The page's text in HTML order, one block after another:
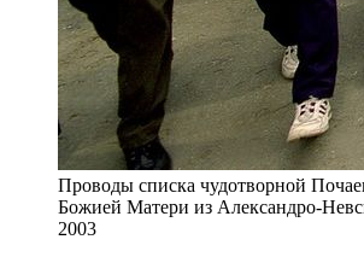
Проводы списка чудотворной
Божией Матери из Александро-
2003